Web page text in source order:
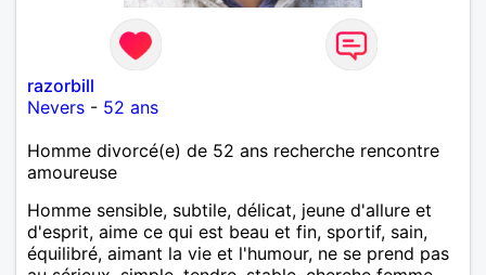
razorbill
Nevers - 52 ans
Homme divorcé(e) de 52 ans recherche rencontre
amoureuse
Homme sensible, subtile, délicat, jeune d'allure et
d'esprit, aime ce qui est beau et fin, sportif, sain,
équilibré, aimant la vie et l'humour, ne se prend pas